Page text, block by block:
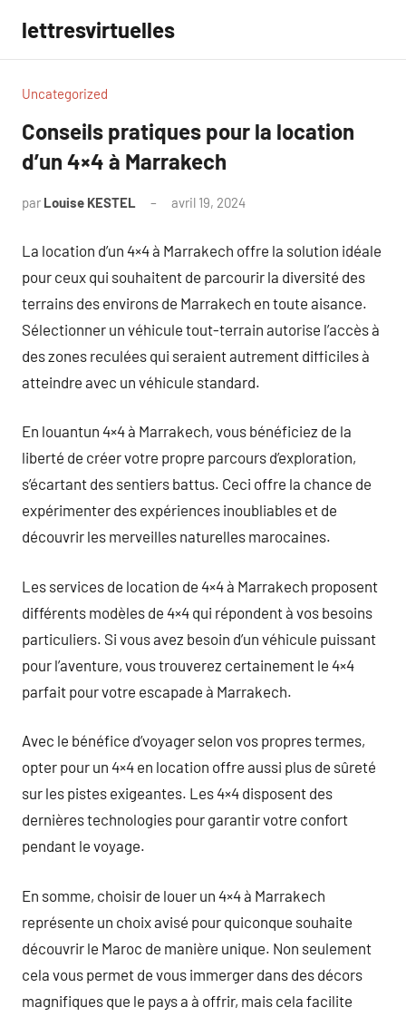
contenu
lettresvirtuelles
Uncategorized
Conseils pratiques pour la location
d’un 4×4 à Marrakech
par Louise KESTEL avril 19, 2024
La location d’un 4×4 à Marrakech offre la solution idéale
pour ceux qui souhaitent de parcourir la diversité des
terrains des environs de Marrakech en toute aisance.
Sélectionner un véhicule tout-terrain autorise l’accès à
des zones reculées qui seraient autrement difficiles à
atteindre avec un véhicule standard.
En louantun 4×4 à Marrakech, vous bénéficiez de la
liberté de créer votre propre parcours d’exploration,
s’écartant des sentiers battus. Ceci offre la chance de
expérimenter des expériences inoubliables et de
découvrir les merveilles naturelles marocaines.
Les services de location de 4×4 à Marrakech proposent
différents modèles de 4×4 qui répondent à vos besoins
particuliers. Si vous avez besoin d’un véhicule puissant
pour l’aventure, vous trouverez certainement le 4×4
parfait pour votre escapade à Marrakech.
Avec le bénéfice d’voyager selon vos propres termes,
opter pour un 4×4 en location offre aussi plus de sûreté
sur les pistes exigeantes. Les 4×4 disposent des
dernières technologies pour garantir votre confort
pendant le voyage.
En somme, choisir de louer un 4×4 à Marrakech
représente un choix avisé pour quiconque souhaite
découvrir le Maroc de manière unique. Non seulement
cela vous permet de vous immerger dans des décors
magnifiques que le pays a à offrir, mais cela facilite